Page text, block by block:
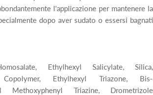
l'applicazione per mantenere la
dopo aver sudato o essersi bagnati
Ethylhexyl Salicylate, Silica,
Copolymer, Ethylhexyl Triazone, Bis-
Methoxyphenyl Triazine, Drometrizole